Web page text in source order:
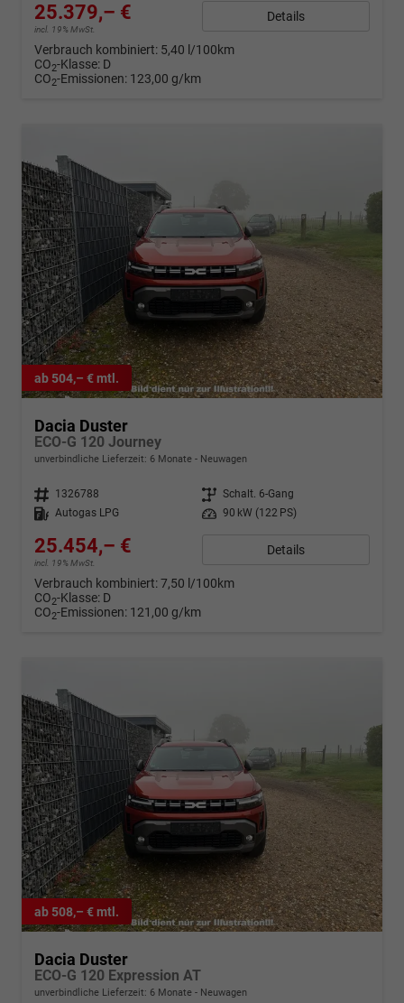
25.379,– €
incl. 19% MwSt.
Details
Verbrauch kombiniert: 5,40 l/100km
CO2-Klasse: D
CO2-Emissionen: 123,00 g/km
ab 504,– € mtl.
Dacia Duster
ECO-G 120 Journey
unverbindliche Lieferzeit: 6 Monate Neuwagen
Fahrzeugnr. 1326788 Getriebe Schalt. 6-Gang
Kraftstoff Autogas LPG Leistung 90 kW (122 PS)
25.454,– €
incl. 19% MwSt.
Details
Verbrauch kombiniert:7,50 l/100km
CO2-Klasse: D
CO2-Emissionen: 121,00 g/km
ab 508,– € mtl.
Dacia Duster
ECO-G 120 Expression AT
unverbindliche Lieferzeit: 6 Monate Neuwagen